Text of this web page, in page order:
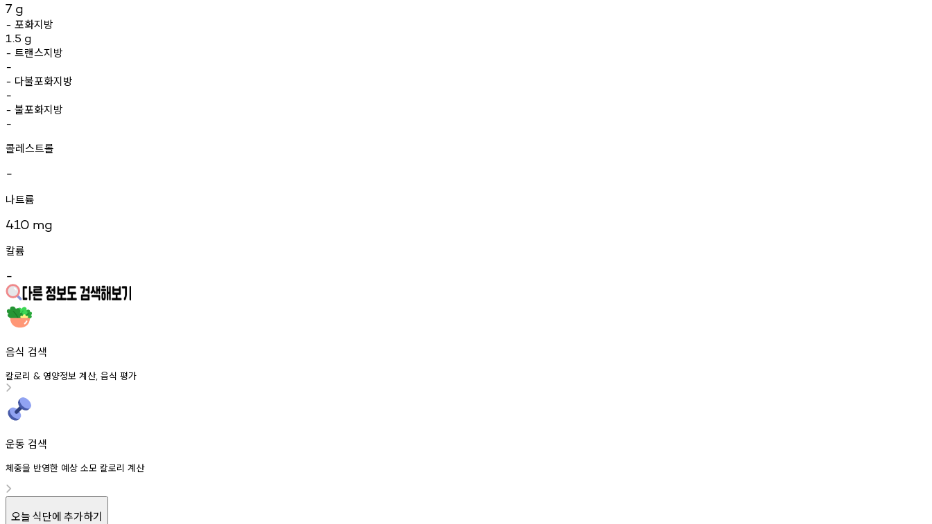
7 g
- 포화지방
1.5 g
- 트랜스지방
-
- 다불포화지방
-
- 불포화지방
-
콜레스트롤
-
나트륨
410 mg
칼륨
-
음식 검색
칼로리 & 영양정보 계산, 음식 평가
운동 검색
체중을 반영한 예상 소모 칼로리 계산
오늘 식단에 추가하기